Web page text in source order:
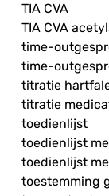
TIA CVA
TIA CVA
time-
time-
titratie
titratie
toedienlijst
toedienlijst
toedienlijst
toestemming